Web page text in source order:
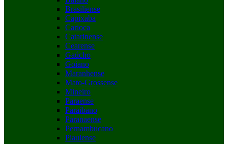
Brasiliense
Capixaba
Carioca
Catarinense
Cearense
Gaúcho
Goiano
Maranhense
Mato-Grossense
Mineiro
Paraense
Paraibano
Paranaense
Pernambucano
Piauiense